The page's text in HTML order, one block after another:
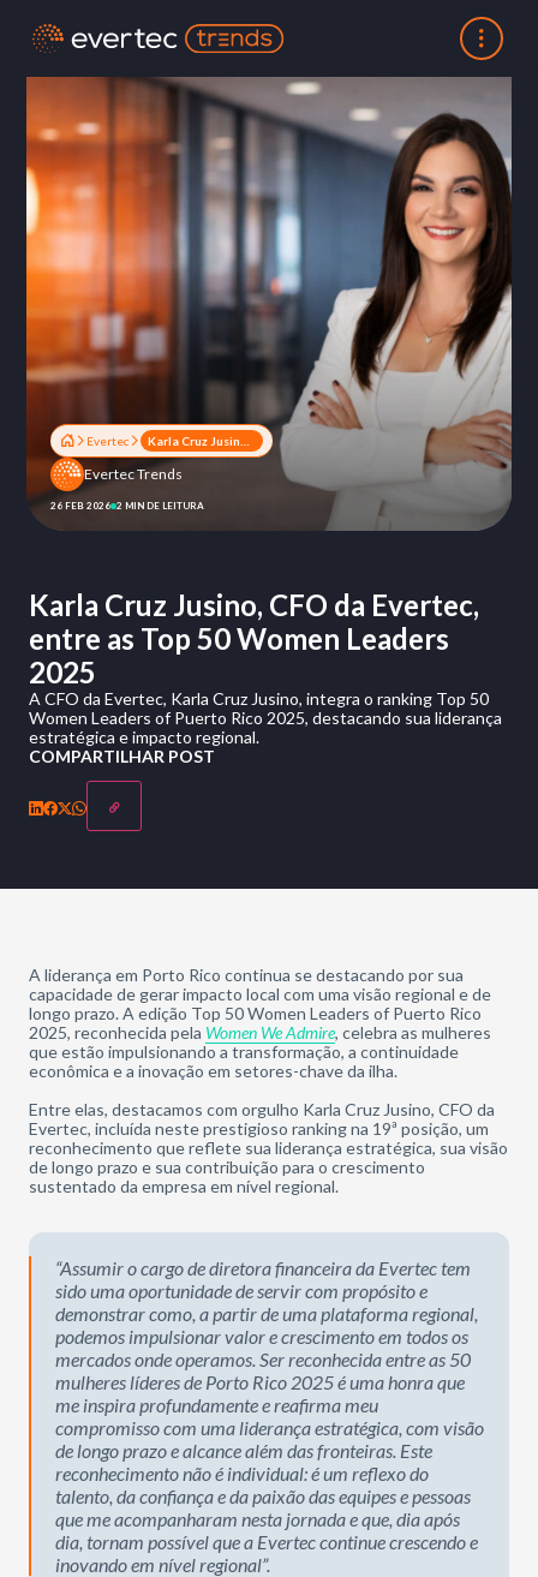
Evertec
Evertec Trends
26 FEB 2026 2 MIN DE LEITURA
Karla Cruz Jusino, CFO da Evertec,
entre as Top 50 Women Leaders
2025
A CFO da Evertec, Karla Cruz Jusino, integra o ranking Top 50
Women Leaders of Puerto Rico 2025, destacando sua liderança
estratégica e impacto regional.
COMPARTILHAR POST
A liderança em Porto Rico continua se destacando por sua
capacidade de gerar impacto local com uma visão regional e de
longo prazo. A edição Top 50 Women Leaders of Puerto Rico
2025, reconhecida pela Women We Admire, celebra as mulheres
que estão impulsionando a transformação, a continuidade
econômica e a inovação em setores-chave da ilha.
Entre elas, destacamos com orgulho Karla Cruz Jusino, CFO da
Evertec, incluída neste prestigioso ranking na 19ª posição, um
reconhecimento que reflete sua liderança estratégica, sua visão
de longo prazo e sua contribuição para o crescimento
sustentado da empresa em nível regional.
“Assumir o cargo de diretora financeira da Evertec tem
sido uma oportunidade de servir com propósito e
demonstrar como, a partir de uma plataforma regional,
podemos impulsionar valor e crescimento em todos os
mercados onde operamos. Ser reconhecida entre as 50
mulheres líderes de Porto Rico 2025 é uma honra que
me inspira profundamente e reafirma meu
compromisso com uma liderança estratégica, com visão
de longo prazo e alcance além das fronteiras. Este
reconhecimento não é individual: é um reflexo do
talento, da confiança e da paixão das equipes e pessoas
que me acompanharam nesta jornada e que, dia após
dia, tornam possível que a Evertec continue crescendo e
inovando em nível regional”.